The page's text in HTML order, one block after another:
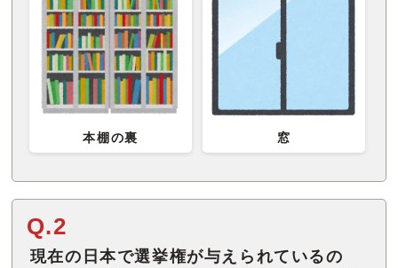
本棚の裏 窓
Q.2
現在の日本で選挙権が与えられているの